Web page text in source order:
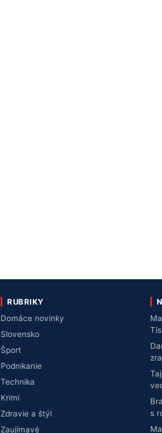
RUBRIKY
Domáce novinky
Slovensko
Šport
Podnikanie
Technika
Krimi
Zdravie a štýl
Zaujímavé
s